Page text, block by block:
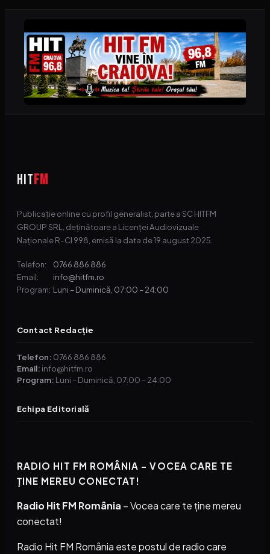
HIT FM
Publicație online cu profil generalist, parte a SC HITFM
GROUP SRL, deținătoare a Licenței Audiovizuale
Naționale R-CI 998, emisă la data de 19 august 2025.
Telefon: 0766 886 886
Email: info@hitfm.ro
Program: Luni – Duminică, 07:00 – 24:00
Contact Redacție
Telefon: 0766 886 886
Email: info@hitfm.ro
Program: Luni – Duminică, 07:00 – 24:00
Echipa Editorială
RADIO HIT FM ROMÂNIA – VOCEA CARE TE
ȚINE MEREU CONECTAT!
Radio Hit FM România – Vocea care te ține mereu
conectat!
Radio Hit FM România este postul de radio care